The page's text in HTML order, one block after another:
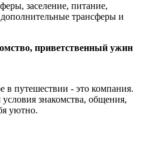
заселение, питание,
трансферы и
приветственный ужин
путешествии - это компания.
знакомства, общения,
уютно.